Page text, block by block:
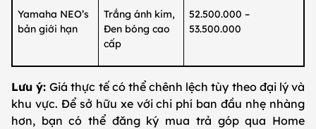
Yamaha NEO’s
bản giới hạn
Trắng ánh kim,
Đen bóng cao
cấp
52.500.000 –
53.500.000
Lưu ý:Giá thực tế có thể chênh lệch tùy theo đại lý và
khu vực. Để sở hữu xe với chi phí ban đầu nhẹ nhàng
hơn, bạn có thể đăng ký mua trả góp qua Home